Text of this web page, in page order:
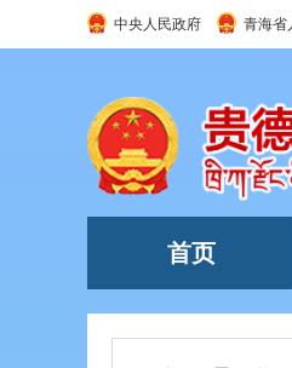
中央人民政府 青海省
首页